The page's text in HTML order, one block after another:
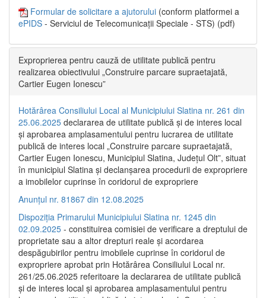
Formular de solicitare a ajutorului (conform platformei a
ePIDS - Serviciul de Telecomunicații Speciale - STS) (pdf)
Exproprierea pentru cauză de utilitate publică pentru
realizarea obiectivului „Construire parcare supraetajată,
Cartier Eugen Ionescu”
Hotărârea Consiliului Local al Municipiului Slatina nr. 261 din
25.06.2025 declararea de utilitate publică și de interes local
și aprobarea amplasamentului pentru lucrarea de utilitate
publică de interes local „Construire parcare supraetajată,
Cartier Eugen Ionescu, Municipiul Slatina, Județul Olt”, situat
în municipiul Slatina și declanșarea procedurii de expropriere
a imobilelor cuprinse în coridorul de expropriere
Anunțul nr. 81867 din 12.08.2025
Dispoziția Primarului Municipiului Slatina nr. 1245 din
02.09.2025 - constituirea comisiei de verificare a dreptului de
proprietate sau a altor drepturi reale și acordarea
despăgubirilor pentru imobilele cuprinse în coridorul de
expropriere aprobat prin Hotărârea Consiliului Local nr.
261/25.06.2025 referitoare la declararea de utilitate publică
și de interes local și aprobarea amplasamentului pentru